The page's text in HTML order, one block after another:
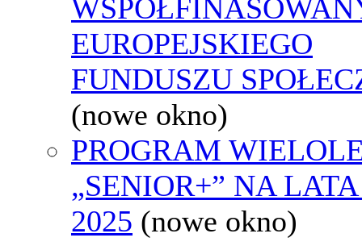
EUROPEJSKIEGO
FUNDUSZU
(nowe okno)
PROGRAM
„SENIOR+” NA
2025 (nowe okno)